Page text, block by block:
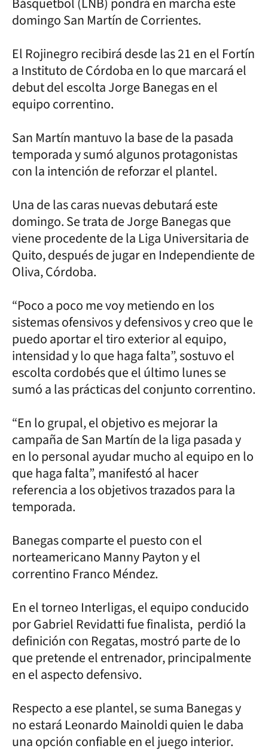
domingo San Martín de Corrientes.
El Rojinegro recibirá desde las 21 en el Fortín
a Instituto de Córdoba en lo que marcará el
debut del escolta Jorge Banegas en el
equipo correntino.
San Martín mantuvo la base de la pasada
temporada y sumó algunos protagonistas
con la intención de reforzar el plantel.
Una de las caras nuevas debutará este
domingo. Se trata de Jorge Banegas que
viene procedente de la Liga Universitaria de
Quito, después de jugar en Independiente de
Oliva, Córdoba.
“Poco a poco me voy metiendo en los
sistemas ofensivos y defensivos y creo que le
puedo aportar el tiro exterior al equipo,
intensidad y lo que haga falta”, sostuvo el
escolta cordobés que el último lunes se
sumó a las prácticas del conjunto correntino.
“En lo grupal, el objetivo es mejorar la
campaña de San Martín de la liga pasada y
en lo personal ayudar mucho al equipo en lo
que haga falta”, manifestó al hacer
referencia a los objetivos trazados para la
temporada.
Banegas comparte el puesto con el
norteamericano Manny Payton y el
correntino Franco Méndez.
En el torneo Interligas, el equipo conducido
por Gabriel Revidatti fue finalista, perdió la
definición con Regatas, mostró parte de lo
que pretende el entrenador, principalmente
en el aspecto defensivo.
Respecto a ese plantel, se suma Banegas y
no estará Leonardo Mainoldi quien le daba
una opción confiable en el juego interior.